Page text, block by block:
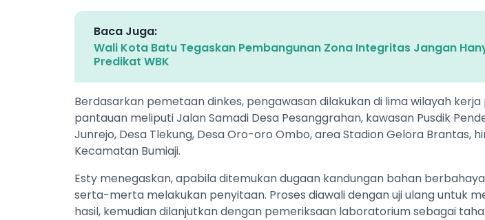
Baca Juga:
Wali Kota Batu Tegaskan Pembangunan Zona Integritas Jangan
Predikat WBK
Berdasarkan pemetaan dinkes, pengawasan dilakukan di lima wilayah kerja
pantauan meliputi Jalan Samadi Desa Pesanggrahan, kawasan Pusdik
Junrejo, Desa Tlekung, Desa Oro-oro Ombo, area Stadion Gelora Brantas,
Kecamatan Bumiaji.
Esty menegaskan, apabila ditemukan dugaan kandungan bahan
serta-merta melakukan penyitaan. Proses diawali dengan uji ulang untuk
hasil, kemudian dilanjutkan dengan pemeriksaan laboratorium sebagai